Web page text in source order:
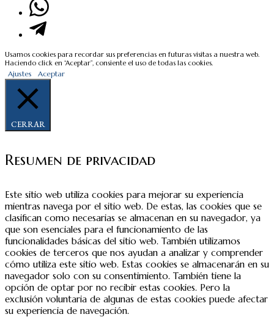
Usamos cookies para recordar sus preferencias en futuras visitas a nuestra web.
Haciendo click en “Aceptar”, consiente el uso de todas las cookies.
Ajustes Aceptar
CERRAR
Resumen de privacidad
Este sitio web utiliza cookies para mejorar su experiencia
mientras navega por el sitio web. De estas, las cookies que se
clasifican como necesarias se almacenan en su navegador, ya
que son esenciales para el funcionamiento de las
funcionalidades básicas del sitio web. También utilizamos
cookies de terceros que nos ayudan a analizar y comprender
cómo utiliza este sitio web. Estas cookies se almacenarán en su
navegador solo con su consentimiento. También tiene la
opción de optar por no recibir estas cookies. Pero la
exclusión voluntaria de algunas de estas cookies puede afectar
su experiencia de navegación.